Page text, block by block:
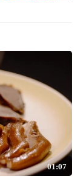
01:07